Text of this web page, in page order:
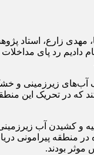
مهدی زارع، استاد
دادیم رد پای مداخلات
آب‌های زیرزمینی و
که در تحریک این
و کشیدن آب
منطقه پیرامونی
بودند.